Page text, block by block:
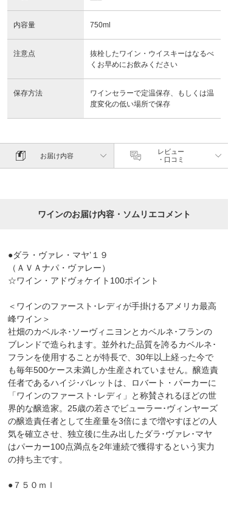
内容量 750ml
注意点
抜栓したワイン・ウイスキーはなるべ
くお早めにお飲みください
保存方法
ワインセラーで定温保存、もしくは温
度変化の低い場所で保存
お届け内容
レビュー
・口コミ
ワインのお届け内容・ソムリエコメント
●ダラ・ヴァレ・マヤ’１９
（ＡＶＡナパ・ヴァレー）
☆ワイン・アドヴォケイト100ポイント
＜ワインのファースト･レディが手掛けるアメリカ最高
峰ワイン＞
社畑のカベルネ･ソーヴィニヨンとカベルネ･フランの
ブレンドで造られます。並外れた品質を誇るカベルネ･
フランを使用することが特長で、30年以上経った今で
も毎年500ケース未満しか生産されていません。醸造責
任者であるハイジ･バレットは、ロバート・パーカーに
「ワインのファースト･レディ」と称賛されるほどの世
界的な醸造家。25歳の若さでビューラー･ヴィンヤーズ
の醸造責任者として生産量を3倍にまで増やすほどの人
気を確立させ、独立後に生み出したダラ･ヴァレ･マヤ
はパーカー100点満点を2年連続で獲得するという実力
の持ち主です。
●７５０ｍｌ